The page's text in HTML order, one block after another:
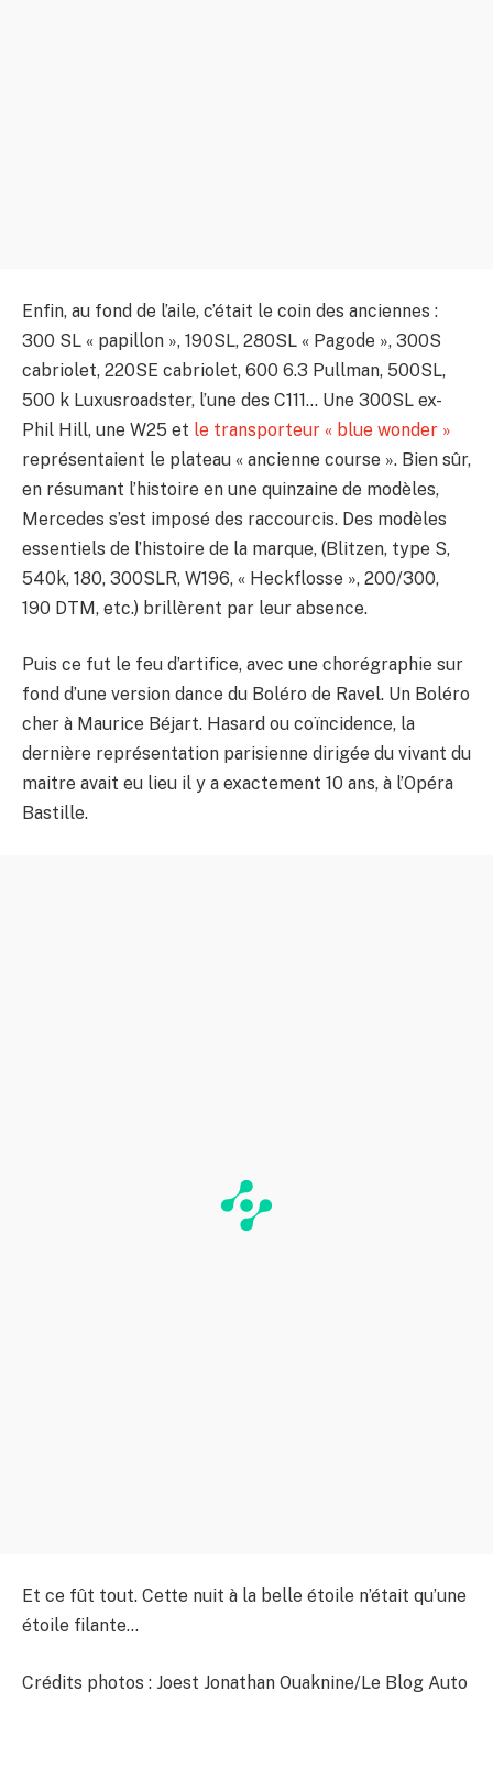
Enfin, au fond de l’aile, c’était le coin des anciennes :
300 SL « papillon », 190SL, 280SL « Pagode », 300S
cabriolet, 220SE cabriolet, 600 6.3 Pullman, 500SL,
500 k Luxusroadster, l’une des C111… Une 300SL ex-
Phil Hill, une W25 et le transporteur « blue wonder »
représentaient le plateau « ancienne course ». Bien sûr,
en résumant l’histoire en une quinzaine de modèles,
Mercedes s’est imposé des raccourcis. Des modèles
essentiels de l’histoire de la marque, (Blitzen, type S,
540k, 180, 300SLR, W196, « Heckflosse », 200/300,
190 DTM, etc.) brillèrent par leur absence.
Puis ce fut le feu d’artifice, avec une chorégraphie sur
fond d’une version dance du Boléro de Ravel. Un Boléro
cher à Maurice Béjart. Hasard ou coïncidence, la
dernière représentation parisienne dirigée du vivant du
maitre avait eu lieu il y a exactement 10 ans, à l’Opéra
Bastille.
Et ce fût tout. Cette nuit à la belle étoile n’était qu’une
étoile filante…
Crédits photos : Joest Jonathan Ouaknine/Le Blog Auto